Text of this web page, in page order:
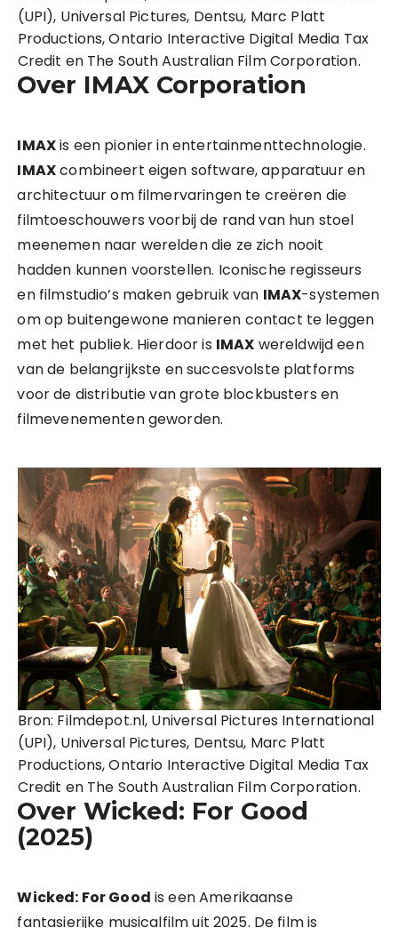
(UPI), Universal Pictures, Dentsu, Marc Platt
Productions, Ontario Interactive Digital Media Tax
Credit en The South Australian Film Corporation.
Over IMAX Corporation
IMAXis een pionier in entertainmenttechnologie.
IMAXcombineert eigen software, apparatuur en
architectuur om filmervaringen te creëren die
filmtoeschouwers voorbij de rand van hun stoel
meenemen naar werelden die ze zich nooit
hadden kunnen voorstellen. Iconische regisseurs
en filmstudio’s maken gebruik van IMAX-systemen
om op buitengewone manieren contact te leggen
met het publiek. Hierdoor is IMAX wereldwijd een
van de belangrijkste en succesvolste platforms
voor de distributie van grote blockbusters en
filmevenementen geworden.
Bron: Filmdepot.nl, Universal Pictures International
(UPI), Universal Pictures, Dentsu, Marc Platt
Productions, Ontario Interactive Digital Media Tax
Credit en The South Australian Film Corporation.
Over Wicked: For Good
(2025)
Wicked: For Good is een Amerikaanse
fantasierijke musicalfilm uit 2025. De film is